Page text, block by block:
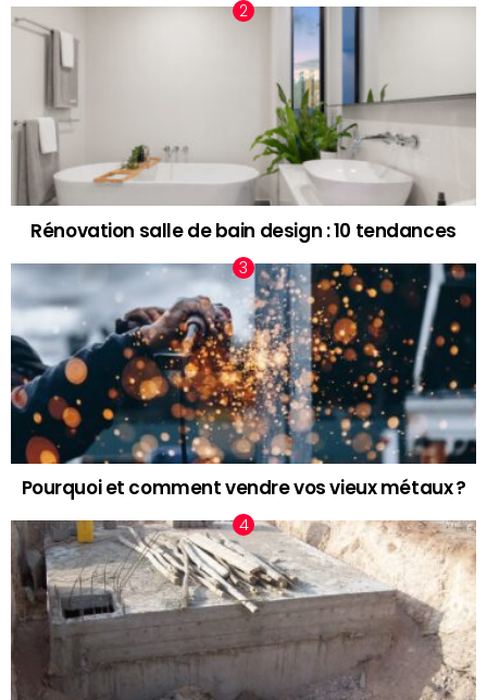
Rénovation salle de bain design : 10 tendances
Pourquoi et comment vendre vos vieux métaux ?